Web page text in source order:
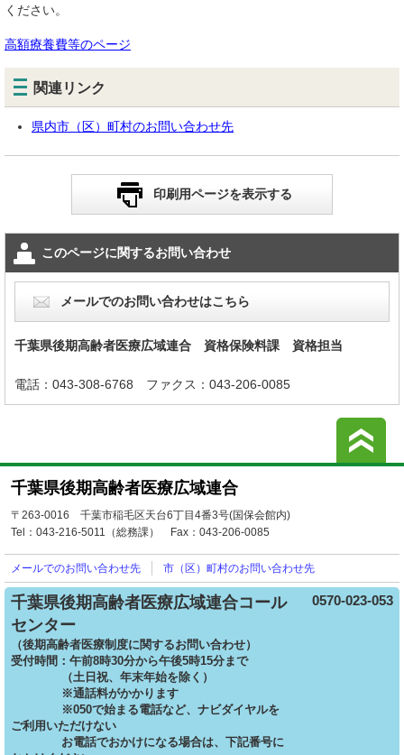
ください。
高額療養費等のページ
関連リンク
県内市（区）町村のお問い合わせ先
印刷用ページを表示する
このページに関するお問い合わせ
メールでのお問い合わせはこちら
千葉県後期高齢者医療広域連合 資格保険料課 資格担当
電話：043-308-6768 ファクス：043-206-0085
千葉県後期高齢者医療広域連合
〒263-0016 千葉市稲毛区天台6丁目4番3号(国保会館内)
Tel：043-216-5011（総務課） Fax：043-206-0085
メールでのお問い合わせ先 市（区）町村のお問い合わせ先
千葉県後期高齢者医療広域連合コール
センター
（後期高齢者医療制度に関するお問い合わせ）
受付時間：午前8時30分から午後5時15分まで
（土日祝、年末年始を除く）
※通話料がかかります
※050で始まる電話など、ナビダイヤルを
ご利用いただけない
お電話でおかけになる場合は、下記番号に
0570-023-053